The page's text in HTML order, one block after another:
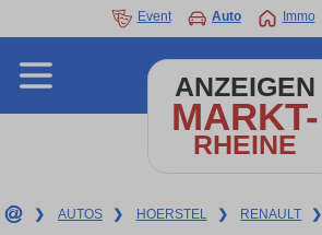
Event Auto Immo
ANZEIGEN
MARKT-
RHEINE
❯ AUTOS ❯ HOERSTEL ❯ RENAULT ❯